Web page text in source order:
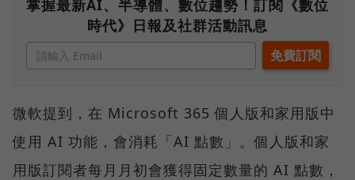
掌握最新AI、半導體、數位趨勢！訂閱《數位
時代》日報及社群活動訊息
微軟提到，在 Microsoft 365 個人版和家用版中
使用 AI 功能，會消耗「AI 點數」。個人版和家
用版訂閱者每月月初會獲得固定數量的 AI 點數，